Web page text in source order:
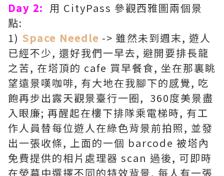
Day 2: 用 CityPass 參觀西雅圖兩個景
點:
1) Space Needle -> 雖然未到週末, 遊人
已經不少, 還好我們一早去, 避開要排長龍
之苦, 在塔頂的 cafe 買早餐食, 坐在那裏眺
望遠景嘆咖啡, 有大地在我腳下的感覺, 吃
飽再步出露天觀景臺行一圈, 360度美景盡
入眼廉; 再醒起在樓下排隊乘電梯時, 有工
作人員替每位遊人在綠色背景前拍照, 並發
出一張收條, 上面的一個 barcode 被塔內
免費提供的相片處理器 scan 過後, 可即時
在熒幕中選擇不同的特效背景, 每人有一張